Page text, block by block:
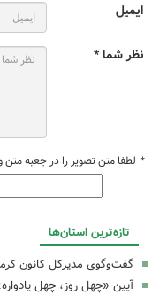
ایمیل
نظر شما *
* لطفا متن تصویر را در جعبه متن
تازه‌ترین استان‌ها
گفت‌وگوی مدیرکل کانون
آیین «چهل روز، چهل